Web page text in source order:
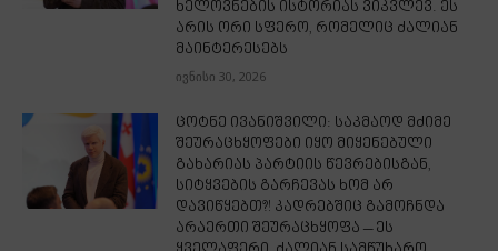
ხელოვნების ისტორიას ვიკვლევ. ეს
არის ორი სფერო, რომელიც ძალიან
მაინტერესებს
ივნისი 30, 2026
ცოტნე ივანიშვილი: საკმაოდ მძიმე
შეურაცხყოფები იყო მიყენებული
გახარიას პარტიის წევრებისგან,
სიტყვების გარჩევას ხომ არ
დავიწყებთ?! კადრებშიც გამოჩნდა
არაერთი შეურაცხყოფა – ეს